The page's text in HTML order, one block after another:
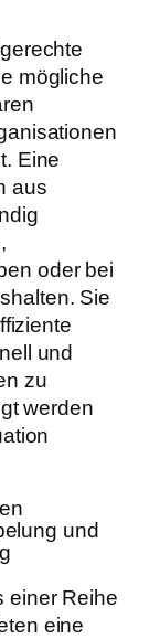
mögliche
Eine
aus
oder bei
Sie
und
zu
werden
und
einer Reihe
eine